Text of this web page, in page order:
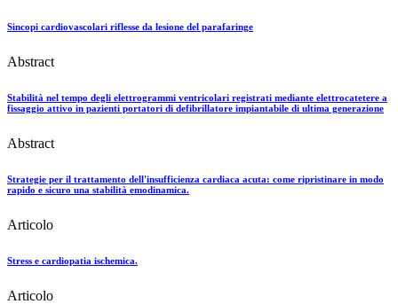
Sincopi cardiovascolari riflesse da lesione del parafaringe
Abstract
Stabilità nel tempo degli elettrogrammi ventricolari registrati mediante elettrocatetere a
fissaggio attivo in pazienti portatori di defibrillatore impiantabile di ultima generazione
Abstract
Strategie per il trattamento dell'insufficienza cardiaca acuta: come ripristinare in modo
rapido e sicuro una stabilità emodinamica.
Articolo
Stress e cardiopatia ischemica.
Articolo